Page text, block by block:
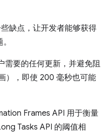
缺点，让开发者能够获得
需要的任何更新，并避免阻
），即使 200 毫秒也可能
Frames API 用于衡量
Tasks API 的阈值相